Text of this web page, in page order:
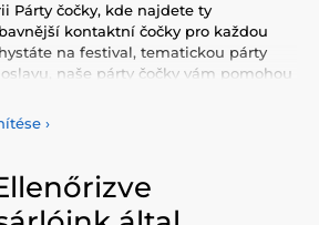
Párty čočky, kde najdete ty
kontaktní čočky pro každou
na festival, tematickou párty
naše párty čočky vám pomohou
širokou škálu
vzorů až po extravagantní a
čočky jsou navrženy tak, aby vynikly v
›